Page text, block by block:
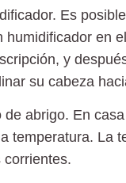
Es
humidificador en
y
su cabeza
abrigo. En
temperatura. La
corrientes.